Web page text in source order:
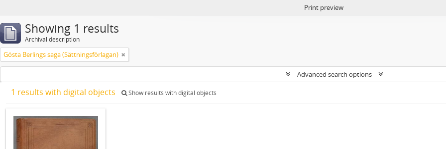
Print preview
Showing 1 results
Archival description
Gösta Berlings saga (Sättningsförlagan)
Advanced search options
1 results with digital objects Show results with digital objects